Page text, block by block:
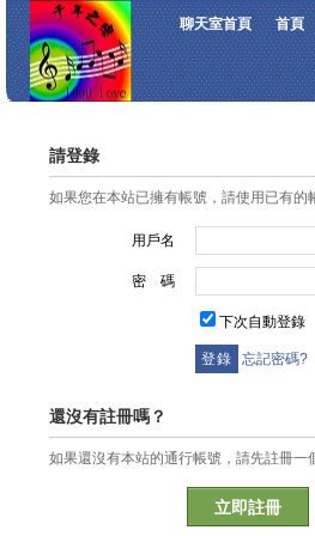
聊天室首頁 首頁
請登錄
如果您在本站已擁有帳號，請使用已有
用戶名
密 碼
下次自動登錄
忘記密碼?
還沒有註冊嗎？
如果還沒有本站的通行帳號，請先註冊一
立即註冊